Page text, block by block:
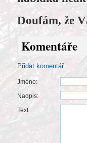
Doufám, že
Komentáře
Přidat komentář
Jméno:
Nadpis:
Text: